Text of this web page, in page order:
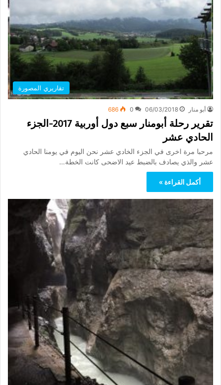
تقاريري المصورة
أبو منار 06/03/2018
0
686
تقرير رحلة أبومنار سبع دول أوربية 2017-الجزء
الحادي عشر
مرحبا مرة اخرى في الجزء الخادي عشر نحن اليوم في يومنا الحادي
عشر والذي يصادف بالضبط عيد الاضحى كانت الخطة…
أكمل القراءة »